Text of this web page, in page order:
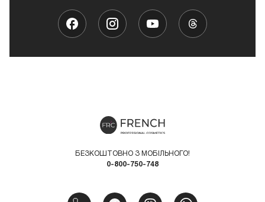
БЕЗКОШТОВНО З МОБІЛЬНОГО!
0-800-750-748